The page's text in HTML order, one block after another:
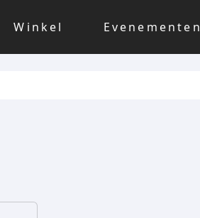
Winkel Evenementen